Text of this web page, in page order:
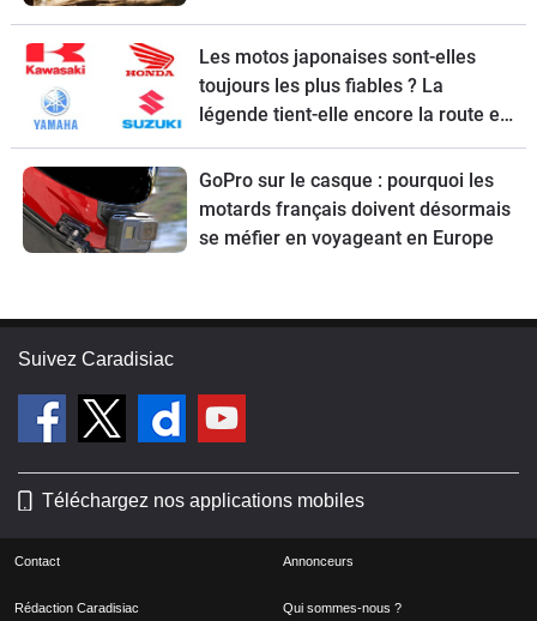
Les motos japonaises sont-elles
toujours les plus fiables ? La
légende tient-elle encore la route en
2026 ?
GoPro sur le casque : pourquoi les
motards français doivent désormais
se méfier en voyageant en Europe
Suivez Caradisiac
Téléchargez nos applications mobiles
Contact Annonceurs
Rédaction Caradisiac Qui sommes-nous ?